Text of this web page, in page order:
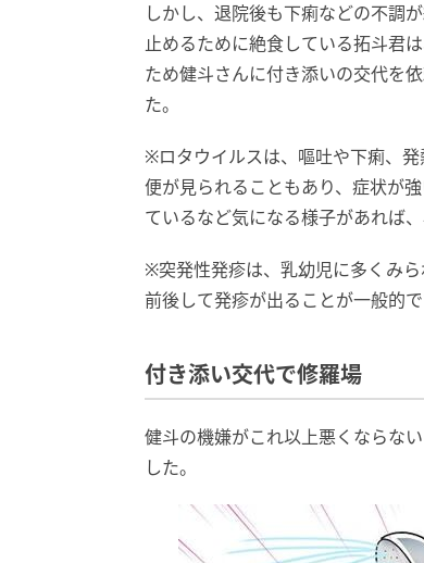
しかし、退院後も下痢などの不調
止めるために絶食している拓斗君
ため健斗さんに付き添いの交代を
た。
※ロタウイルスは、嘔吐や下痢、
便が見られることもあり、症状が
ているなど気になる様子があれば
※突発性発疹は、乳幼児に多くみ
前後して発疹が出ることが一般的
付き添い交代で修羅場
健斗の機嫌がこれ以上悪くならな
した。